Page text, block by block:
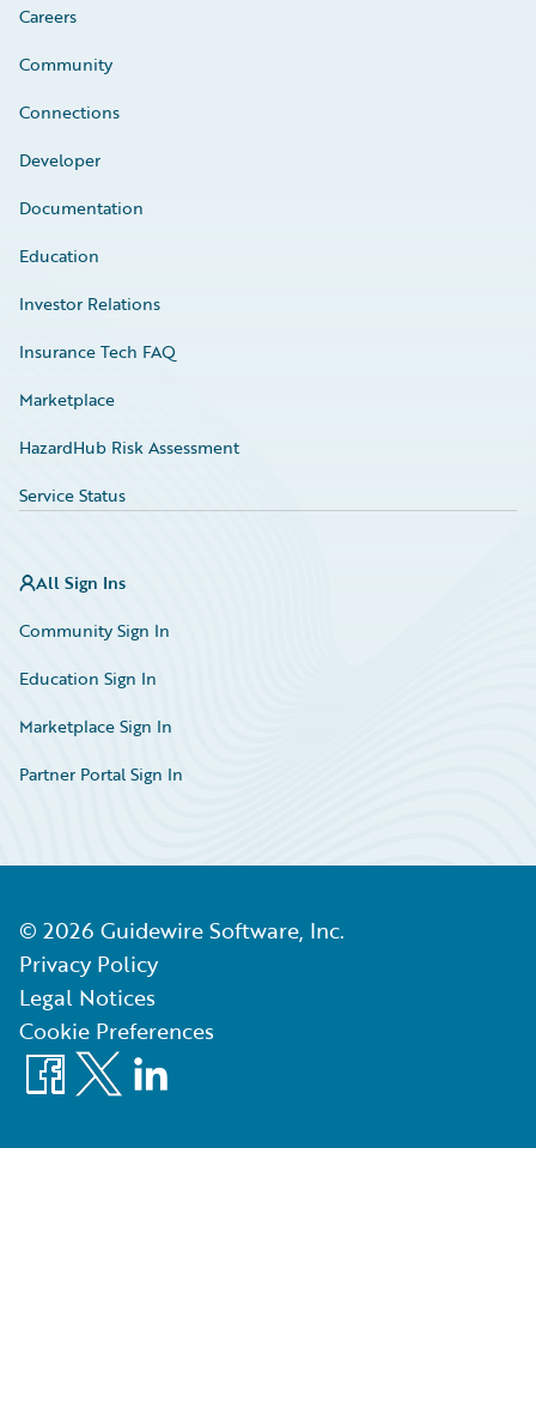
Careers
Community
Connections
Developer
Documentation
Education
Investor Relations
Insurance Tech FAQ
Marketplace
HazardHub Risk Assessment
Service Status
All Sign Ins
Community Sign In
Education Sign In
Marketplace Sign In
Partner Portal Sign In
© 2026 Guidewire Software, Inc.
Privacy Policy
Legal Notices
Cookie Preferences
Facebook
X LinkedIn